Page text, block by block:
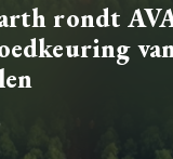
rondt